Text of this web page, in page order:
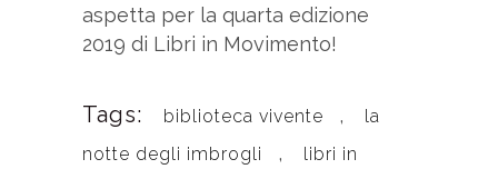
aspetta per la quarta edizione
2019 di Libri in Movimento!
Tags: biblioteca vivente ,
la
notte degli imbrogli
,
libri in